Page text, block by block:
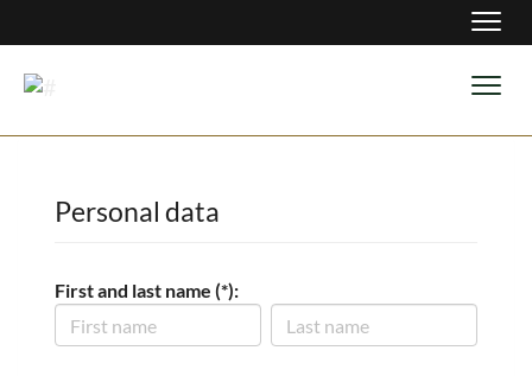
Personal data
First and last name (*):